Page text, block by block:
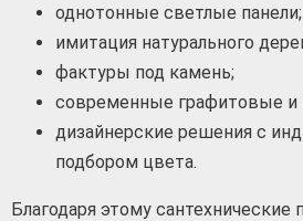
однотонные светлые панели;
имитация натурального
фактуры под камень;
современные графитовые и
дизайнерские решения с
подбором цвета.
Благодаря этому сантехнические